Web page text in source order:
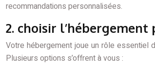
recommandations personnalisées.
2. choisir
Votre hébergement joue un rôle essentiel
Plusieurs options s’offrent à vous :